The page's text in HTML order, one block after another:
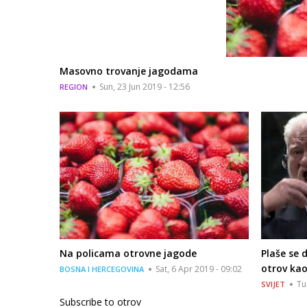
Masovno trovanje jagodama
REGION Sun, 23 Jun 2019 - 12:56
Na policama otrovne jagode
BOSNA I HERCEGOVINA Sat, 6 Apr 2019 - 09:02
Plaše se
otrov
SVIJET
Subscribe to otrov